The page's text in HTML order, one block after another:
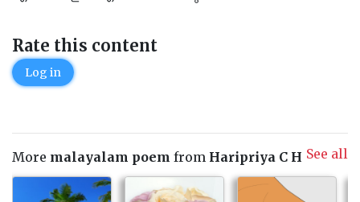
Rate this content
Log in
More malayalam poem from Haripriya C H See all